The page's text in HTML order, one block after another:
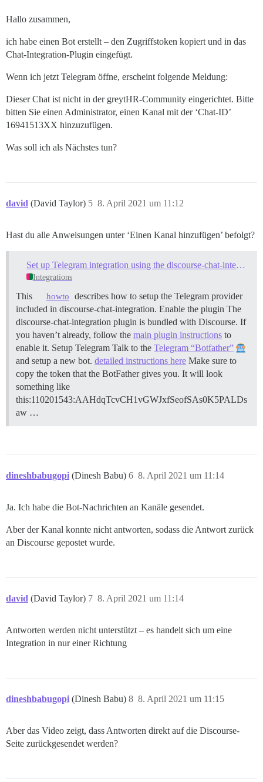
Hallo zusammen,
ich habe einen Bot erstellt – den Zugriffstoken kopiert und in das
Chat-Integration-Plugin eingefügt.
Wenn ich jetzt Telegram öffne, erscheint folgende Meldung:
Dieser Chat ist nicht in der greytHR-Community eingerichtet. Bitte
bitten Sie einen Administrator, einen Kanal mit der ‘Chat-ID’
16941513XX hinzuzufügen.
Was soll ich als Nächstes tun?
david (David Taylor) 8. April 2021 um 11:12
5
Hast du alle Anweisungen unter ‘Einen Kanal hinzufügen’ befolgt?
Set up Telegram integration using the discourse-chat-integration plugin
Integrations
This howto
describes how to setup the Telegram provider
included in discourse-chat-integration. Enable the plugin The
discourse-chat-integration plugin is bundled with Discourse. If
you haven’t already, follow the main plugin instructions to
enable it. Setup Telegram Talk to the Telegram “Botfather”
and setup a new bot. detailed instructions here Make sure to
copy the token that the BotFather gives you. It will look
something like
this:110201543:AAHdqTcvCH1vGWJxfSeofSAs0K5PALDs
aw …
dineshbabugopi (Dinesh Babu) 8. April 2021 um 11:14
6
Ja. Ich habe die Bot-Nachrichten an Kanäle gesendet.
Aber der Kanal konnte nicht antworten, sodass die Antwort zurück
an Discourse gepostet wurde.
david (David Taylor) 8. April 2021 um 11:14
7
Antworten werden nicht unterstützt – es handelt sich um eine
Integration in nur einer Richtung
dineshbabugopi (Dinesh Babu) 8. April 2021 um 11:15
8
Aber das Video zeigt, dass Antworten direkt auf die Discourse-
Seite zurückgesendet werden?